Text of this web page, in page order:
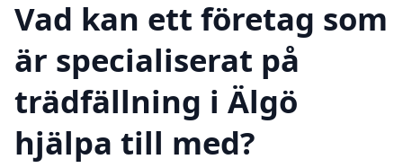
Vad kan ett företag som
är specialiserat på
trädfällning i Älgö
hjälpa till med?